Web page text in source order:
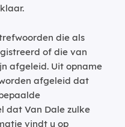
die als
of die van
afgeleid. Uit opname
afgeleid dat
dat Van Dale zulke
vindt u op